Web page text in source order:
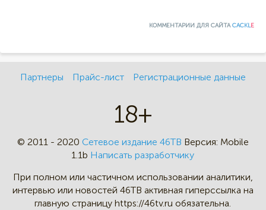
КОММЕНТАРИИ ДЛЯ САЙТАCACKLE
Партнеры Прайс-лист Регистрационные данные
18+
© 2011 - 2020 Сетевое издание 46ТВ Версия: Mobile
1.1b Написать разработчику
При полном или частичном использовании аналитики,
интервью или новостей 46TB активная гиперссылка на
главную страницу https://46tv.ru обязательна.